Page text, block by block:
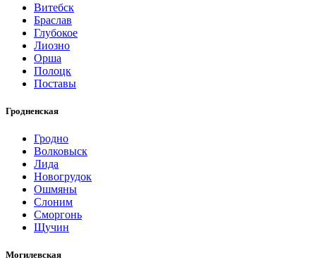
Витебск
Браслав
Глубокое
Лиозно
Орша
Полоцк
Поставы
Гродненская
Гродно
Волковыск
Лида
Новогрудок
Ошмяны
Слоним
Сморгонь
Щучин
Могилевская